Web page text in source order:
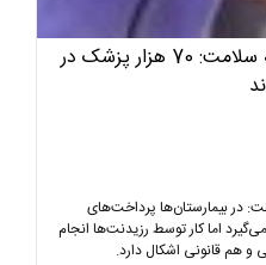
انتقاد قائم مقام سازمان بیمه سلامت: 70 هزار پزشک در
در بیمارستان‌ها پرداخت‌های
اما کار توسط رزیدنت‌ها انجام
هم قانونی اشکال دارد.